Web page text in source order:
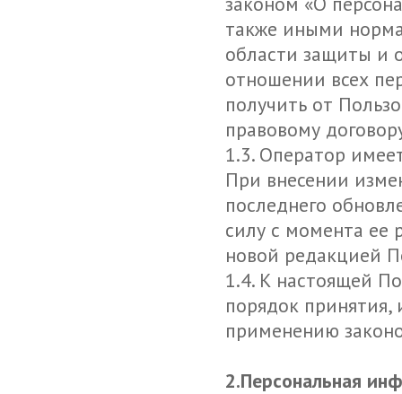
также иными
области защиты и
отношении всех
получить от
правовому
1.3. Оператор
При внесении
последнего
силу с момента ее
новой редакцией
1.4. К настоящей
порядок
применению
2.Персональная